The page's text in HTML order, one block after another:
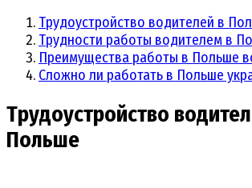
Трудоустройство водителей в
Трудности работы водителем в
Преимущества работы в Польше
Сложно ли работать в Польше
Трудоустройство
Польше